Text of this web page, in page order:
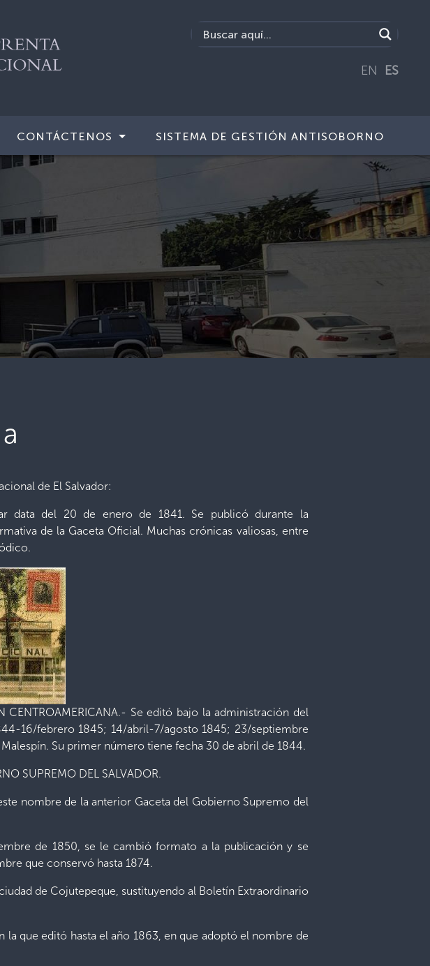
EN ES
CONTÁCTENOS SISTEMA DE GESTIÓN ANTISOBORNO
de El Salvador:
data del 20 de enero de 1841. Se publicó durante la
de la Gaceta Oficial. Muchas crónicas valiosas, entre
CENTROAMERICANA.- Se editó bajo la administración del
16/febrero 1845; 14/abril-7/agosto 1845; 23/septiembre
Su primer número tiene fecha 30 de abril de 1844.
SUPREMO DEL SALVADOR.
este nombre de la anterior Gaceta del Gobierno Supremo del
de 1850, se le cambió formato a la publicación y se
que conservó hasta 1874.
de Cojutepeque, sustituyendo al Boletín Extraordinario
la que editó hasta el año 1863, en que adoptó el nombre de